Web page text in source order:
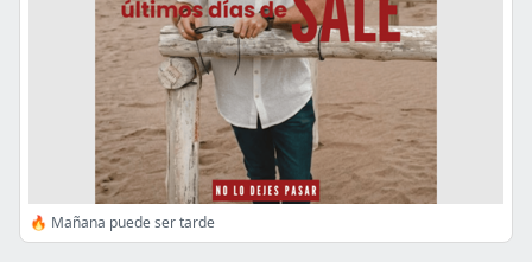
🔥 Mañana puede ser tarde